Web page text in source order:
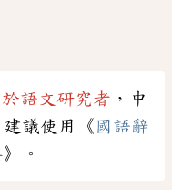
語文研究者 ，中
議使用《 國語辭
》。